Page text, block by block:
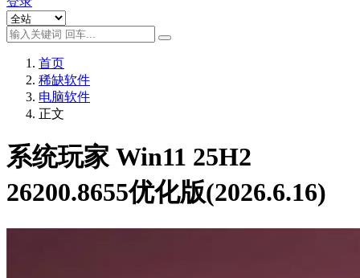
首页
稀缺软件
电脑软件
正文
系统玩家 Win11 25H2
26200.8655优化版(2026.6.16)